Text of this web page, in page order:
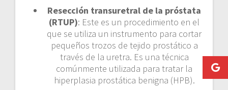
Resección transuretral de la próstata
(RTUP): Este es un procedimiento en el
que se utiliza un instrumento para cortar
pequeños trozos de tejido prostático a
través de la uretra. Es una técnica
comúnmente utilizada para tratar la
hiperplasia prostática benigna (HPB).